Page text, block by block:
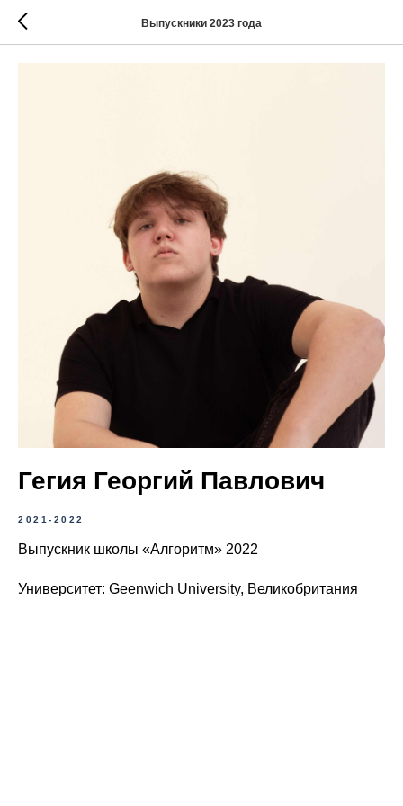
Выпускники 2023 года
Гегия Георгий Павлович
2021-2022
Выпускник школы «Алгоритм» 2022
Университет: Geenwich University, Великобритания